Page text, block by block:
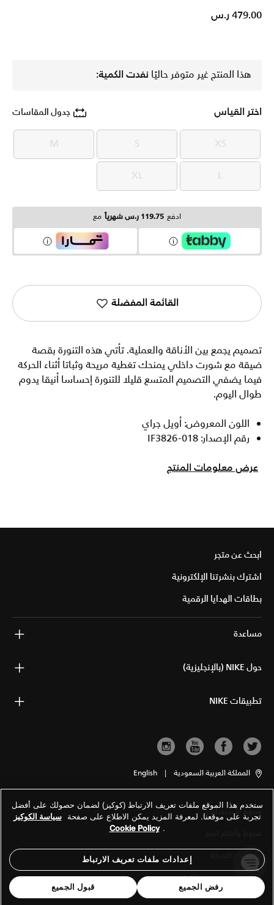
479.00 ر.س
هذا المنتج غير متوفر حاليًا نفدت الكمية:
اختر القياس جدول المقاسات
XS
XS
S
S
M
M
L
L
XL
XL
ادفع 119.75 ر.س شهرياً مع
القائمة المفضلة
تصميم يجمع بين الأناقة والعملية. تأتي هذه التنورة بقصة
ضيقة مع شورت داخلي يمنحك تغطية مريحة وثباتا أثناء الحركة
فيما يضفي التصميم المتسع قليلا للتنورة إحساسا أنيقا يدوم
طوال اليوم.
اللون المعروض: أويل جراي
رقم الإصدار: IF3826-018
عرض معلومات المنتج
ابحث عن متجر
اشترك بنشرتنا الإلكترونية
بطاقات الهدايا الرقمية
مساعدة
حول NIKE (بالإنجليزية)
تطبيقات NIKE
المملكة العربية السعودية |
English
شروط الاستخدام
معلومات الشركة
سياسة الخصوصية والكوكيز
ستخدم هذا الموقع ملفات تعريف الارتباط (كوكيز) لضمان حصولك على أفضل
تجربة على موقعنا. لمعرفة المزيد يمكن الاطلاع على صفحة سياسة الكوكيز
.
Cookie Policy
إعدادات ملفات تعريف الارتباط
رفض الجميع قبول الجميع